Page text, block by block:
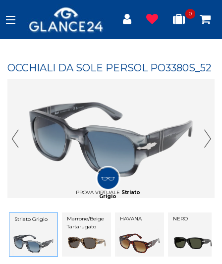
0
OCCHIALI DA SOLE PERSOL PO3380S_52
PROVA VIRTUALE Striato
Grigio
Previous Slide
Striato Grigio
Marrone/Beige
Tartarugato
HAVANA NERO